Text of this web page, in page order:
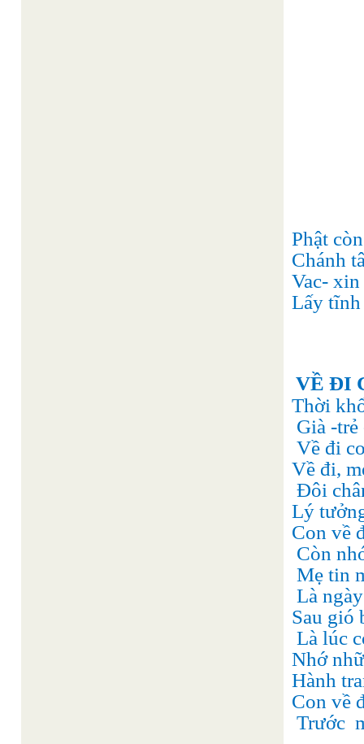
Phật
Chánh
Vac- xin
Lấy tĩnh
VỀ ĐI
Thời
Già -
Về đi
Về đi,
Đôi
Lý
Con về
Còn
Mẹ tin
Là
Sau gió
Là lúc
Nhớ
Hành
Con về
Trước